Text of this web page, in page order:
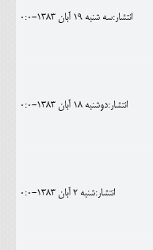
انتشار:سه شنبه 19 آبان 1383-0:0
انتشار:دوشنبه 18 آبان 1383-0:0
انتشار:شنبه 2 آبان 1383-0:0